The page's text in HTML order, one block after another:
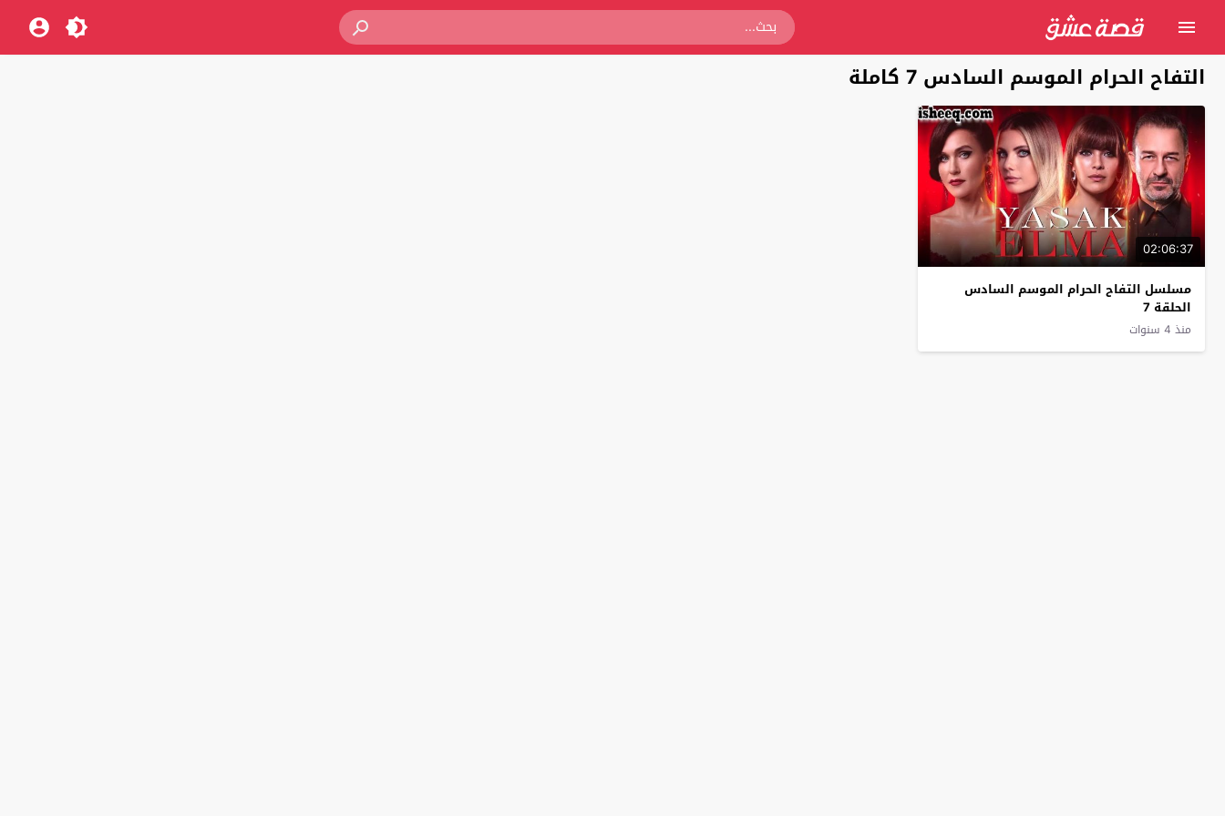
التفاح الحرام الموسم السادس 7 كاملة
02:06:37
مسلسل التفاح الحرام الموسم السادس
الحلقة 7
منذ 4 سنوات